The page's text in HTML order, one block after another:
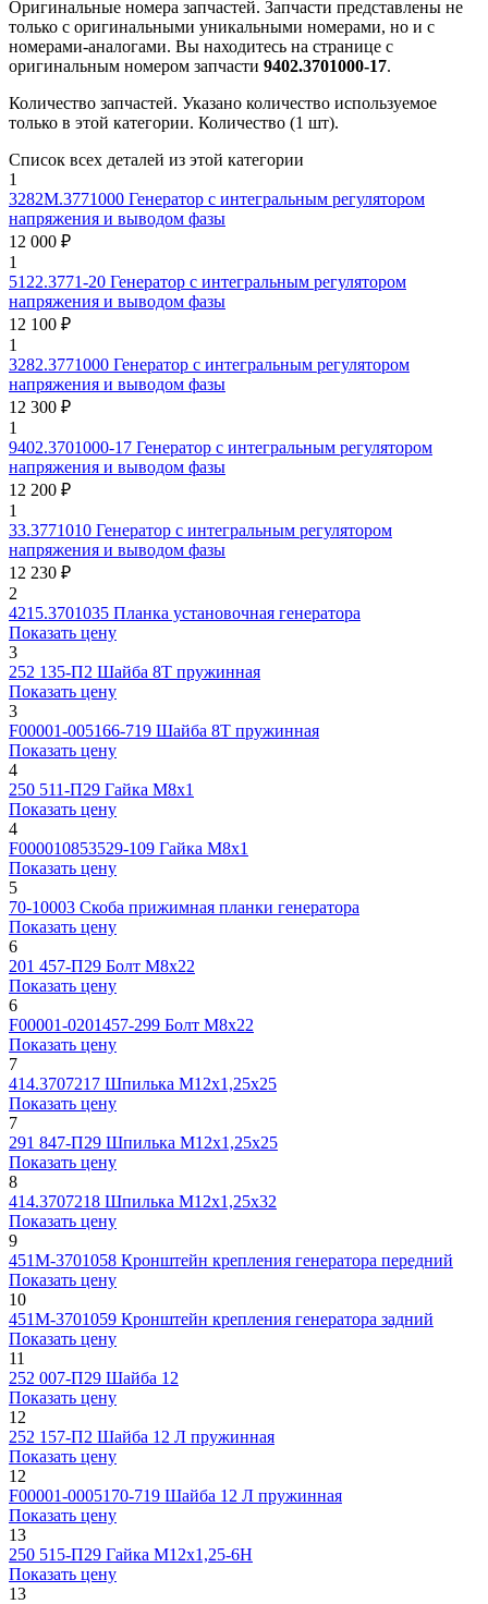
Оригинальные номера запчастей. Запчасти представлены не
только с оригинальными уникальными номерами, но и с
номерами-аналогами. Вы находитесь на странице с
оригинальным номером запчасти 9402.3701000-17.
Количество запчастей. Указано количество используемое
только в этой категории. Количество (1 шт).
Список всех деталей из этой категории
1
3282М.3771000 Генератор с интегральным регулятором
напряжения и выводом фазы
12 000 ₽
1
5122.3771-20 Генератор с интегральным регулятором
напряжения и выводом фазы
12 100 ₽
1
3282.3771000 Генератор с интегральным регулятором
напряжения и выводом фазы
12 300 ₽
1
9402.3701000-17 Генератор с интегральным регулятором
напряжения и выводом фазы
12 200 ₽
1
33.3771010 Генератор с интегральным регулятором
напряжения и выводом фазы
12 230 ₽
2
4215.3701035 Планка установочная генератора
Показать цену
3
252 135-П2 Шайба 8Т пружинная
Показать цену
3
F00001-005166-719 Шайба 8Т пружинная
Показать цену
4
250 511-П29 Гайка М8х1
Показать цену
4
F000010853529-109 Гайка М8х1
Показать цену
5
70-10003 Скоба прижимная планки генератора
Показать цену
6
201 457-П29 Болт М8х22
Показать цену
6
F00001-0201457-299 Болт М8х22
Показать цену
7
414.3707217 Шпилька М12х1,25х25
Показать цену
7
291 847-П29 Шпилька М12х1,25х25
Показать цену
8
414.3707218 Шпилька М12х1,25х32
Показать цену
9
451М-3701058 Кронштейн крепления генератора передний
Показать цену
10
451М-3701059 Кронштейн крепления генератора задний
Показать цену
11
252 007-П29 Шайба 12
Показать цену
12
252 157-П2 Шайба 12 Л пружинная
Показать цену
12
F00001-0005170-719 Шайба 12 Л пружинная
Показать цену
13
250 515-П29 Гайка М12х1,25-6Н
Показать цену
13